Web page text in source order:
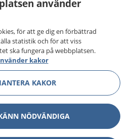
din hälsa och vård
om hälsa och information om
du kan kontakta.
journal och göra dina
1177 för
runt.
vill må bättre.
använder
för att ge dig en förbättrad
statistik och för att viss
ska fungera på webbplatsen.
kakor
KAKOR
NÖDVÄNDIGA